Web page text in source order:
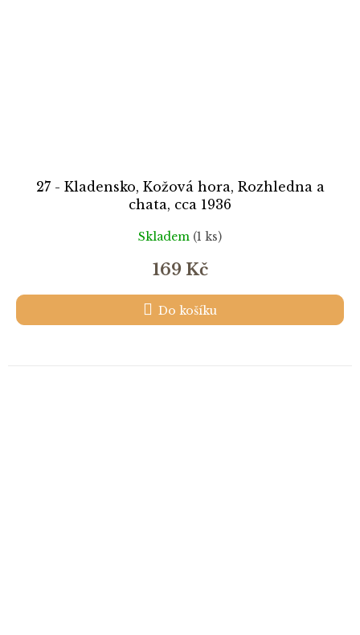
27 - Kladensko, Kožová hora, Rozhledna a
chata, cca 1936
Skladem (1 ks)
169 Kč
Do košíku